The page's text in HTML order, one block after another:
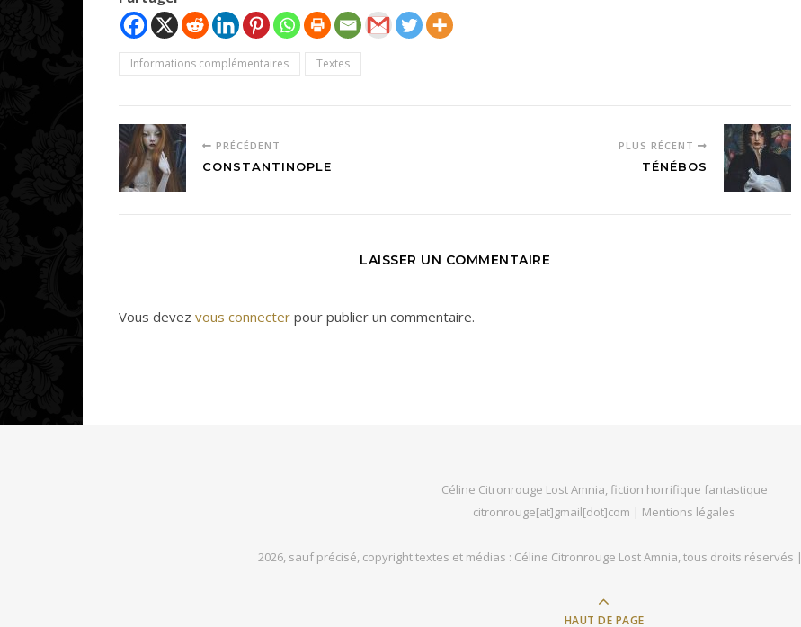
Informations complémentaires Textes
PRÉCÉDENT
CONSTANTINOPLE
PLUS RÉCENT
TÉNÉBOS
LAISSER UN COMMENTAIRE
Vous devez vous connecter pour publier un commentaire.
Céline Citronrouge Lost Amnia, fiction horrifique fantastique
citronrouge[at]gmail[dot]com | Mentions légales
2026, sauf précisé, copyright textes et médias : Céline Citronrouge Lost Amnia, tous droits réservés |
HAUT DE PAGE